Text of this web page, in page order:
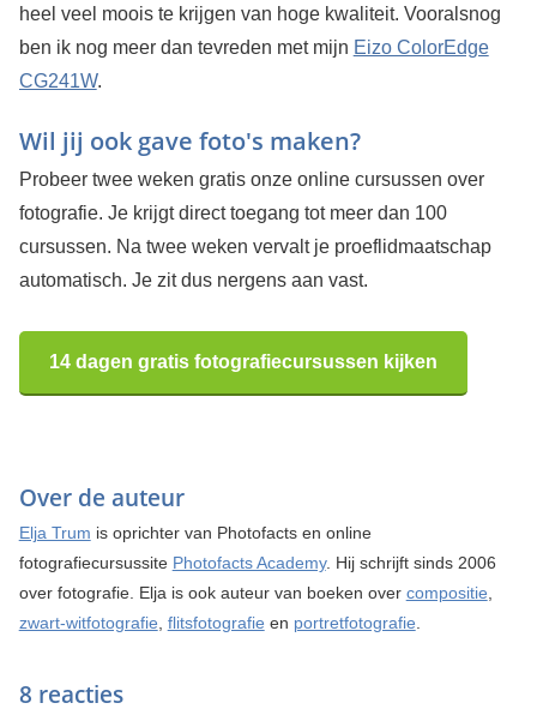
heel veel moois te krijgen van hoge kwaliteit. Vooralsnog
ben ik nog meer dan tevreden met mijn Eizo ColorEdge
CG241W.
Wil jij ook gave foto's maken?
Probeer twee weken gratis onze online cursussen over
fotografie. Je krijgt direct toegang tot meer dan 100
cursussen. Na twee weken vervalt je proeflidmaatschap
automatisch. Je zit dus nergens aan vast.
14 dagen gratis fotografiecursussen kijken
Over de auteur
Elja Trum is oprichter van Photofacts en online
fotografiecursussite Photofacts Academy. Hij schrijft sinds 2006
over fotografie. Elja is ook auteur van boeken over compositie
zwart-witfotografie flitsfotografie en portretfotografie
8 reacties